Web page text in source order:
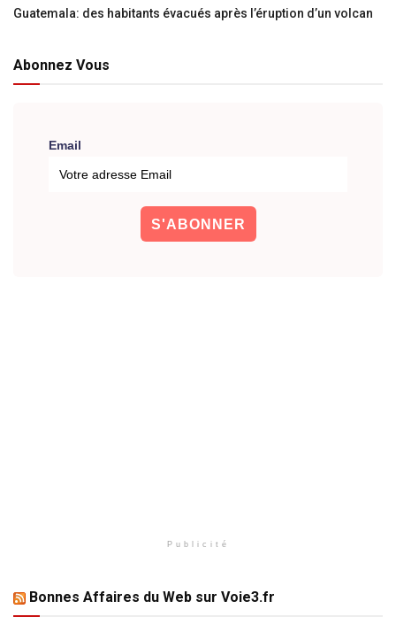
Guatemala: des habitants évacués après l’éruption d’un volcan
Abonnez Vous
Email
Publicité
Bonnes Affaires du Web sur Voie3.fr